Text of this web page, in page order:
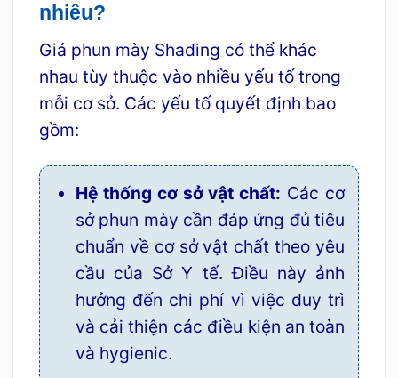
nhiêu?
Giá phun mày Shading có thể khác
nhau tùy thuộc vào nhiều yếu tố trong
mỗi cơ sở. Các yếu tố quyết định bao
gồm:
Hệ thống cơ sở vật chất: Các cơ
sở phun mày cần đáp ứng đủ tiêu
chuẩn về cơ sở vật chất theo yêu
cầu của Sở Y tế. Điều này ảnh
hưởng đến chi phí vì việc duy trì
và cải thiện các điều kiện an toàn
và hygienic.